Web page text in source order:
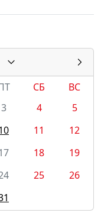
СБ
ВС
3 4
5
11
12
18
19
25
26